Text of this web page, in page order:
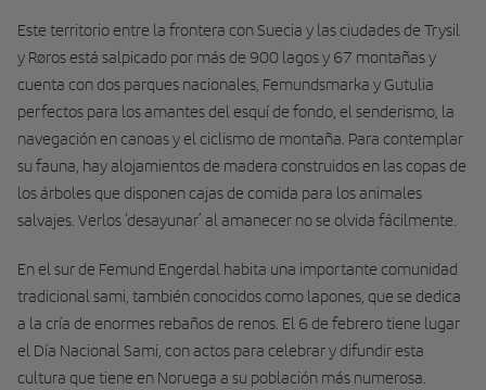
Este territorio entre la frontera con Suecia y las ciudades de Trysil
y Røros está salpicado por más de 900 lagos y 67 montañas y
cuenta con dos parques nacionales, Femundsmarka y Gutulia
perfectos para los amantes del esquí de fondo, el senderismo, la
navegación en canoas y el ciclismo de montaña. Para contemplar
su fauna, hay alojamientos de madera construidos en las copas de
los árboles que disponen cajas de comida para los animales
salvajes. Verlos ‘desayunar’ al amanecer no se olvida fácilmente.
En el sur de Femund Engerdal habita una importante comunidad
tradicional sami, también conocidos como lapones, que se dedica
a la cría de enormes rebaños de renos. El 6 de febrero tiene lugar
el Día Nacional Sami, con actos para celebrar y difundir esta
cultura que tiene en Noruega a su población más numerosa.